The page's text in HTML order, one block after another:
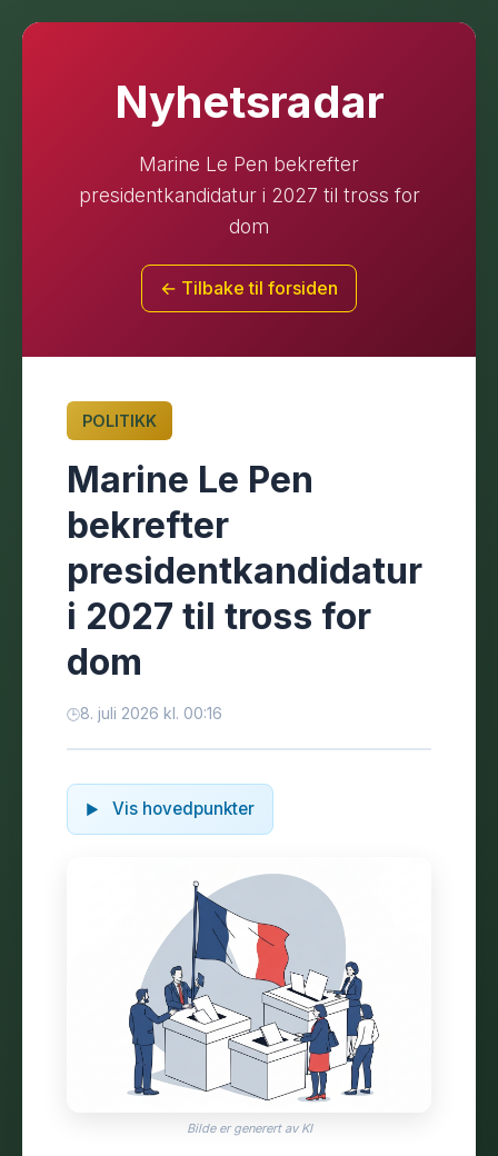
Nyhetsradar
Marine Le Pen bekrefter
presidentkandidatur i 2027 til tross for
dom
← Tilbake til forsiden
POLITIKK
Marine Le Pen
bekrefter
presidentkandidatur
i 2027 til tross for
dom
8. juli 2026 kl. 00:16
Vis hovedpunkter
Bilde er generert av KI